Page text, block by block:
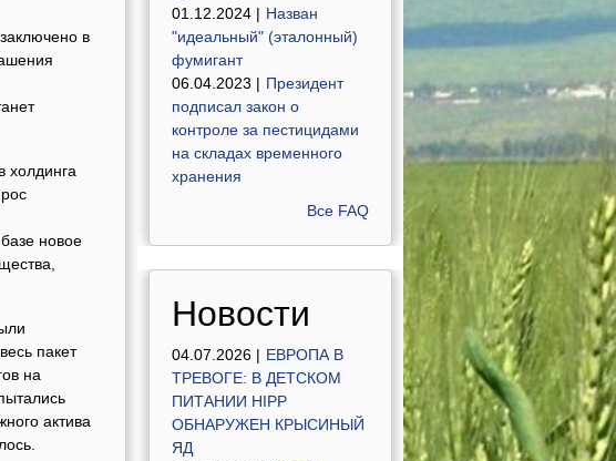
в
холдинга
новое
пакет
на
актива
01.12.2024 | Назван
"идеальный" (эталонный)
фумигант
06.04.2023 | Президент
подписал закон о
контроле за пестицидами
на складах временного
хранения
Все FAQ
Новости
04.07.2026 | ЕВРОПА В
ТРЕВОГЕ: В ДЕТСКОМ
ПИТАНИИ HIPP
ОБНАРУЖЕН КРЫСИНЫЙ
ЯД